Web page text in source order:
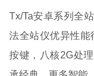
Tx/Ta安卓系列全
法全站仪优异性能
按键，八核2G处